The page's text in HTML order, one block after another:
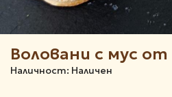
Воловани с мус
Наличност: Наличен